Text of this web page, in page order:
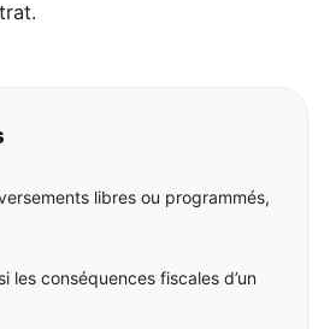
libres ou programmés,
les conséquences fiscales d’un